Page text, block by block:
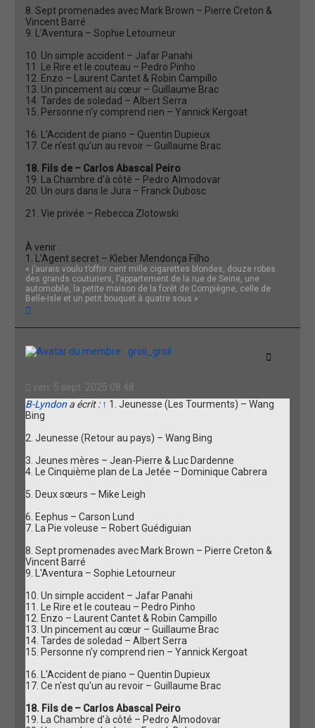
8. Sept promenades avec Mark Brown – Pierre Creton &
Vincent Barré
9. L'Aventura – Sophie Letourneur
10. Un simple accident – Jafar Panahi
11. Le Rire et le couteau – Pedro Pinho
12. Enzo – Laurent Cantet & Robin Campillo
13. Un pincement au cœur – Guillaume Brac
14. Tardes de soledad – Albert Serra
15. Personne n'y comprend rien – Yannick Kergoat
16. L'Accident de piano – Quentin Dupieux
17. Ce n'est qu'un au revoir – Guillaume Brac
18. Fils de – Carlos Abascal Peiro
19. La Chambre d’à côté – Pedro Almodovar
20. Un ours dans le Jura – Franck Dubosc
21. Vie privée – Rebecca Zlotowski
À venir :
1. L’Agent secret – Kleber Mendonça Filho
« j’aurais voulu t’offrir cent mille cigarettes blondes, douze robes
des grands couturiers, l’appartement de la rue de Seine, une
automobile, la petite maison de la forêt de Compiègne, celle de
Belle-Isle et un petit bouquet à quatre sous »
u
groil_groil
Citation
ven. 5 sept. 2025 08:48
B-Lyndon a écrit : ↑ 1. Jeunesse (Les Tourments) – Wang
Bing
2. Jeunesse (Retour au pays) – Wang Bing
3. Jeunes mères – Jean-Pierre & Luc Dardenne
4. Le Cinquième plan de La Jetée – Dominique Cabrera
5. Deux sœurs – Mike Leigh
6. Eephus – Carson Lund
7. La Pie voleuse – Robert Guédiguian
8. Sept promenades avec Mark Brown – Pierre Creton &
Vincent Barré
9. L'Aventura – Sophie Letourneur
10. Un simple accident – Jafar Panahi
11. Le Rire et le couteau – Pedro Pinho
12. Enzo – Laurent Cantet & Robin Campillo
13. Un pincement au cœur – Guillaume Brac
14. Tardes de soledad – Albert Serra
15. Personne n'y comprend rien – Yannick Kergoat
16. L'Accident de piano – Quentin Dupieux
17. Ce n'est qu'un au revoir – Guillaume Brac
18. Fils de – Carlos Abascal Peiro
19. La Chambre d’à côté – Pedro Almodovar